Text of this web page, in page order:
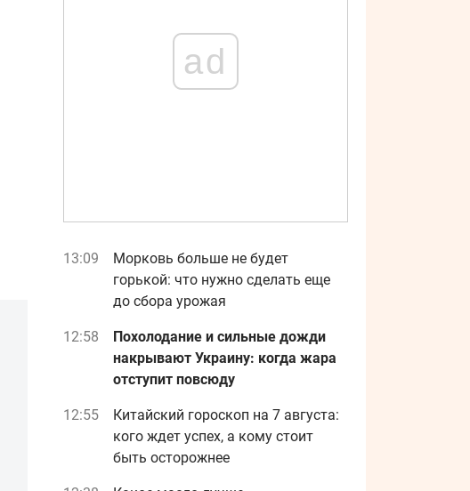
ad
13:09
Морковь больше не будет
горькой: что нужно сделать еще
до сбора урожая
12:58
Похолодание и сильные дожди
накрывают Украину: когда жара
отступит повсюду
12:55
Китайский гороскоп на 7 августа:
кого ждет успех, а кому стоит
быть осторожнее